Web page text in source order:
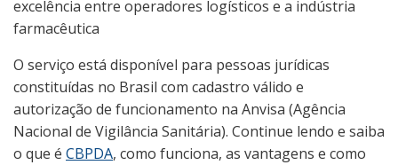
excelência entre operadores logísticos e a indústria
farmacêutica
O serviço está disponível para pessoas jurídicas
constituídas no Brasil com cadastro válido e
autorização de funcionamento na Anvisa (Agência
Nacional de Vigilância Sanitária). Continue lendo e saiba
o que é CBPDA, como funciona, as vantagens e como